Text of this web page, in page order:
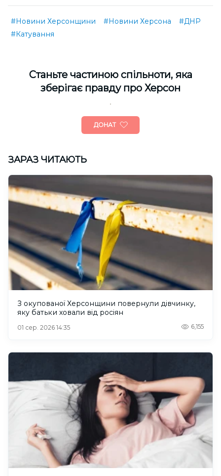
#Новини Херсонщини #Новини Херсона
#ДНР
#Катування
Cтаньте частиною спільноти, яка
зберігає правду про Херсон
ДОНАТ
ЗАРАЗ ЧИТАЮТЬ
З окупованої Херсонщини повернули дівчинку,
яку батьки ховали від росіян
01 сер. 2026 14:35 6,155